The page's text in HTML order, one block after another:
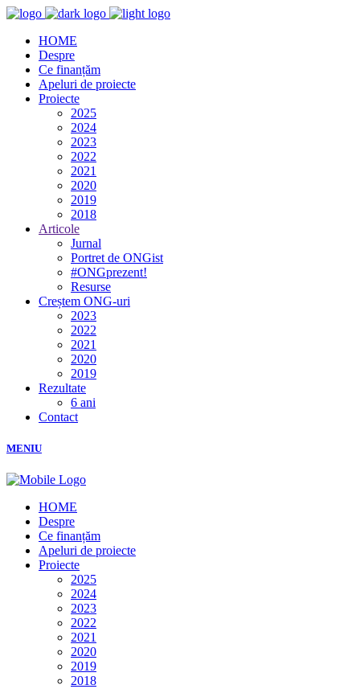
HOME
Despre
Ce finanțăm
Apeluri de proiecte
Proiecte
2025
2024
2023
2022
2021
2020
2019
2018
Articole
Jurnal
Portret de ONGist
#ONGprezent!
Resurse
Creștem ONG-uri
2023
2022
2021
2020
2019
Rezultate
6 ani
Contact
MENIU
HOME
Despre
Ce finanțăm
Apeluri de proiecte
Proiecte
2025
2024
2023
2022
2021
2020
2019
2018